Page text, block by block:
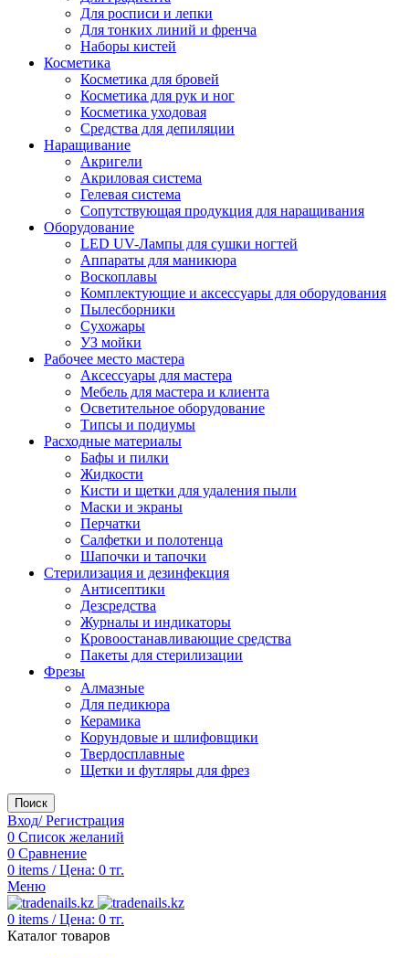
Для росписи и лепки
Для тонких линий и френча
Наборы кистей
Косметика
Косметика для бровей
Косметика для рук и ног
Косметика уходовая
Средства для депиляции
Наращивание
Акригели
Акриловая система
Гелевая система
Сопутствующая продукция для наращивания
Оборудование
LED UV-Лампы для сушки ногтей
Аппараты для маникюра
Воскоплавы
Комплектующие и аксессуары для оборудования
Пылесборники
Сухожары
УЗ мойки
Рабочее место мастера
Аксессуары для мастера
Мебель для мастера и клиента
Осветительное оборудование
Типсы и подиумы
Расходные материалы
Бафы и пилки
Жидкости
Кисти и щетки для удаления пыли
Маски и экраны
Перчатки
Салфетки и полотенца
Шапочки и тапочки
Стерилизация и дезинфекция
Антисептики
Дезсредства
Журналы и индикаторы
Кровоостанавливающие средства
Пакеты для стерилизации
Фрезы
Алмазные
Для педикюра
Керамика
Корундовые и шлифовщики
Твердосплавные
Щетки и футляры для фрез
Поиск
Вход/ Регистрация
0 Список желаний
0 Сравнение
0 items / Цена: 0 тг.
Меню
0 items / Цена: 0 тг.
Каталог товаров